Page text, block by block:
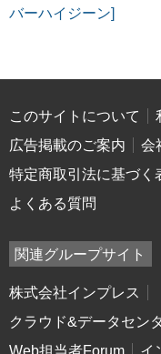
バーハイジーン]
このサイトについて
広告掲載のご案内
会
特定商取引法に基づく
よくある質問
関連グループサイト
株式会社インプレス
クラウド&データセン